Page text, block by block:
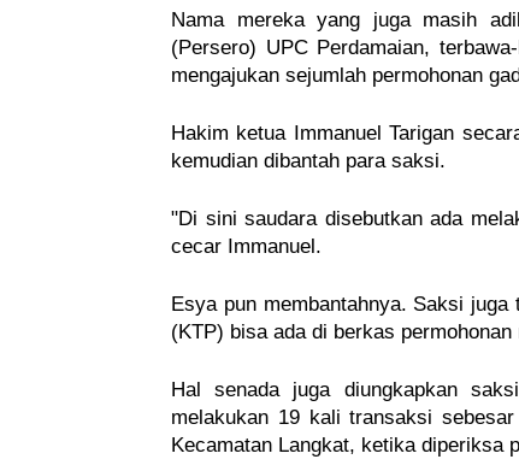
Nama mereka yang juga masih
(Persero) UPC Perdamaian,
mengajukan sejumlah permohonan
Hakim ketua Immanuel Tarigan
kemudian dibantah para saksi.
"Di sini saudara disebutkan ada
cecar Immanuel.
Esya pun membantahnya. Saksi
(KTP) bisa ada di berkas
Hal senada juga diungkapkan
melakukan 19 kali transaksi
Kecamatan Langkat, ketika diperiksa